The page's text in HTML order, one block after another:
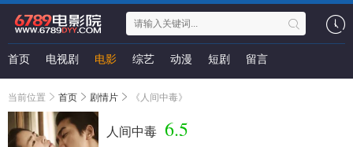
首页 电视剧 电影 综艺 动漫 短剧 留言
当前位置 首页 剧情片 《人间中毒》
人间中毒 6.5